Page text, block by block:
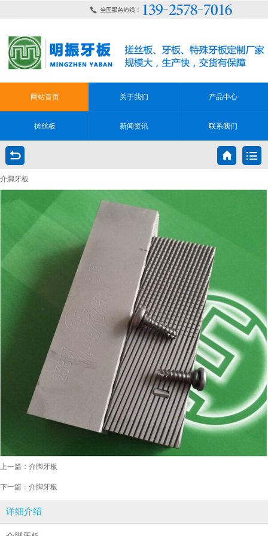
网站首页 关于我们 产品中心
搓丝板 新闻资讯 联系我们
介脚牙板
上一篇： 介脚牙板
下一篇： 介脚牙板
详细介绍